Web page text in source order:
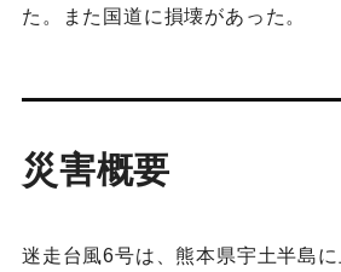
た。また国道に損壊があった。
災害概要
迷走台風6号は、熊本県宇土半島